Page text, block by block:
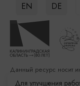
EN DE
Данный ресурс носит
несет ответственности
Для улучшения